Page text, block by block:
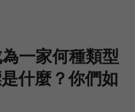
一家何種類型
什麼？你們如